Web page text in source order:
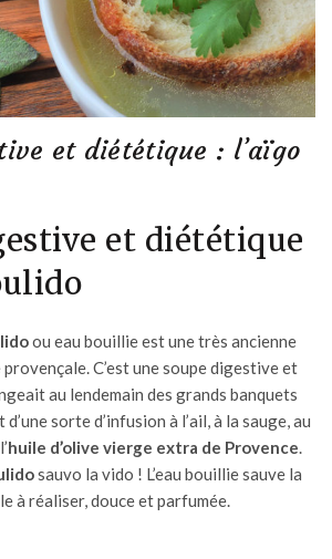
et diététique : l’aïgo
et diététique
ou eau bouillie est une très ancienne
C’est une soupe digestive et
au lendemain des grands banquets
sorte d’infusion à l’ail, à la sauge, au
huile d’olive vierge extra de Provence.
sauvo la vido ! L’eau bouillie sauve la
à réaliser, douce et parfumée.